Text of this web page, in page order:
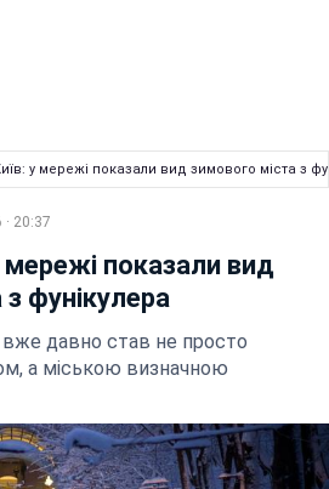
у мережі показали вид зимового міста з
20:37
мережі показали вид
фунікулера
вже давно став не просто
а міською визначною